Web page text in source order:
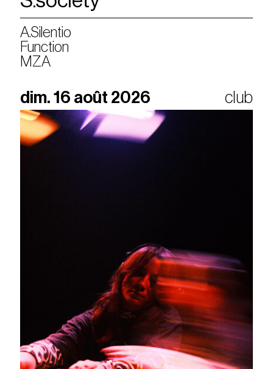
A.Silentio
Function
MZA
dim. 16 août 2026 club